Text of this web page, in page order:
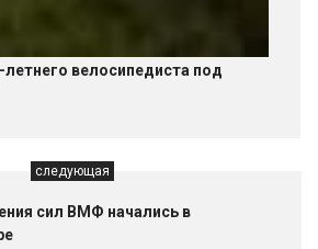
летнего велосипедиста под
следующая
сил ВМФ начались в